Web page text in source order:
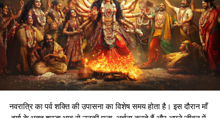
नवरात्रि का पर्व शक्ति की उपासना का विशेष समय होता है। इस दौरान माँ